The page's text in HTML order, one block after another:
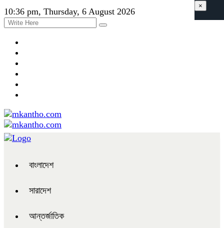
10:36 pm, Thursday, 6 August 2026
বাংলাদেশ
সারাদেশ
আন্তর্জাতিক
×